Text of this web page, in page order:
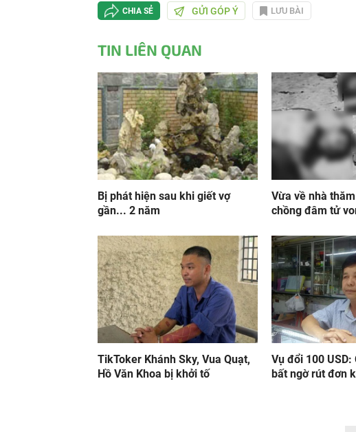
CHIA SẺ GỬI GÓP Ý LƯU BÀI
TIN LIÊN QUAN
Bị phát hiện sau khi giết vợ
gần... 2 năm
Vừa về nhà
chồng đâm tử
TikToker Khánh Sky, Vua Quạt,
Hồ Văn Khoa bị khởi tố
Vụ đổi 100
bất ngờ rút đơn